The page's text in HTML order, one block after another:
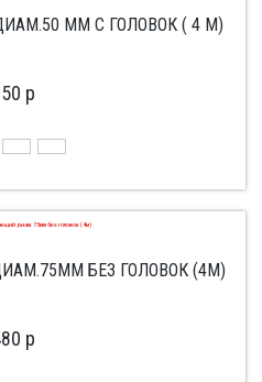
ММ С ГОЛОВОК ( 4 М)
p
БЕЗ ГОЛОВОК (4М)
p